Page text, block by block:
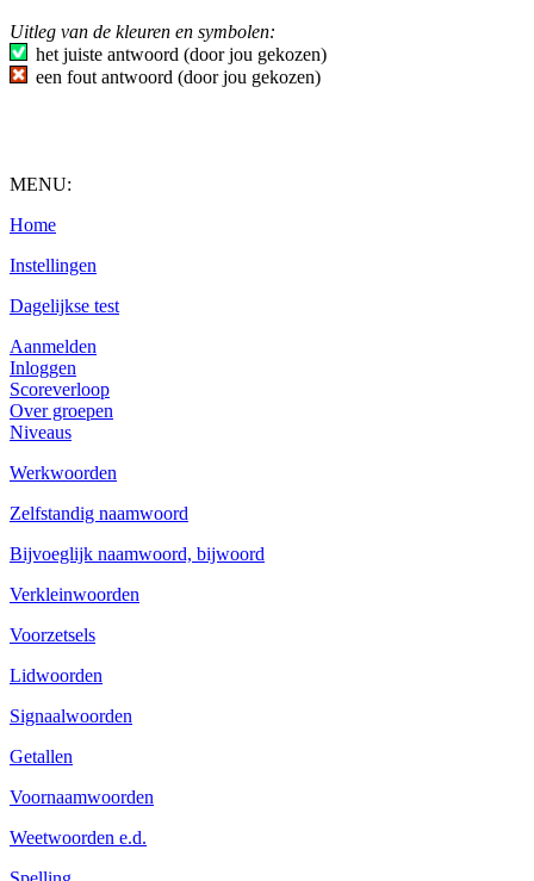
Uitleg van de kleuren en symbolen:
het juiste antwoord (door jou gekozen)
een fout antwoord (door jou gekozen)
MENU:
Home
Instellingen
Dagelijkse test
Aanmelden
Inloggen
Scoreverloop
Over groepen
Niveaus
Werkwoorden
Zelfstandig naamwoord
Bijvoeglijk naamwoord, bijwoord
Verkleinwoorden
Voorzetsels
Lidwoorden
Signaalwoorden
Getallen
Voornaamwoorden
Weetwoorden e.d.